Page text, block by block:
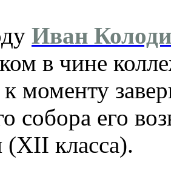
Иван
в чине
к моменту
собора его
(XII класса).